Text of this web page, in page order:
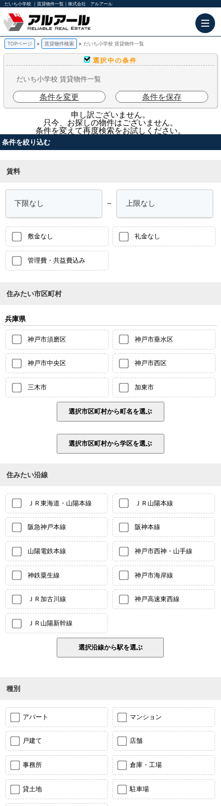
だいち小学校 ｜賃貸物件一覧｜株式会社 アルアール
TOPページ 賃貸物件検索 だいち小学校 賃貸物件一覧
選択中の条件
だいち小学校 賃貸物件一覧
条件を変更
条件を保存
申し訳ございません。
只今、お探しの物件はございません。
条件を変えて再度検索をお試しください。
条件を絞り込む
賃料
～
敷金なし 礼金なし
管理費・共益費込み
住みたい市区町村
兵庫県
神戸市須磨区 神戸市垂水区
神戸市中央区 神戸市西区
三木市 加東市
住みたい沿線
ＪＲ東海道・山陽本線 ＪＲ山陽本線
阪急神戸本線 阪神本線
山陽電鉄本線 神戸市西神・山手線
神鉄粟生線 神戸市海岸線
ＪＲ加古川線 神戸高速東西線
ＪＲ山陽新幹線
種別
アパート マンション
戸建て 店舗
事務所 倉庫・工場
貸土地 駐車場